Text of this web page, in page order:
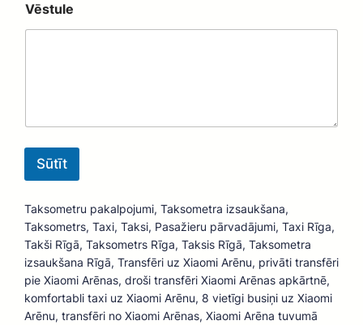
ē
s
d
V
r
d
s
Vēstule
Sūtīt
Taksometru pakalpojumi, Taksometra izsaukšana,
Taksometrs, Taxi, Taksi, Pasažieru pārvadājumi, Taxi Rīga,
Takši Rīgā, Taksometrs Rīga, Taksis Rīgā, Taksometra
izsaukšana Rīgā, Transfēri uz Xiaomi Arēnu, privāti transfēri
pie Xiaomi Arēnas, droši transfēri Xiaomi Arēnas apkārtnē,
komfortabli taxi uz Xiaomi Arēnu, 8 vietīgi busiņi uz Xiaomi
Arēnu, transfēri no Xiaomi Arēnas, Xiaomi Arēna tuvumā